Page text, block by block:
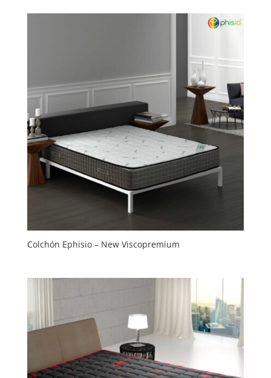
Colchón Ephisio – New Viscopremium